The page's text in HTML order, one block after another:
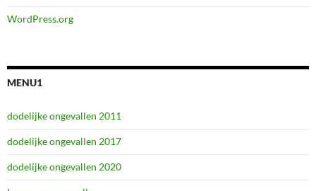
WordPress.org
MENU1
dodelijke ongevallen 2011
dodelijke ongevallen 2017
dodelijke ongevallen 2020